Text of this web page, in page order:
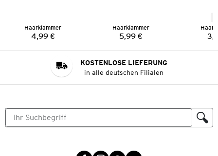
Haarklammer
Preis:
4,99 €
Haarklammer
Preis:
5,99 €
KOSTENLOSE LIEFERUNG
in alle deutschen Filialen